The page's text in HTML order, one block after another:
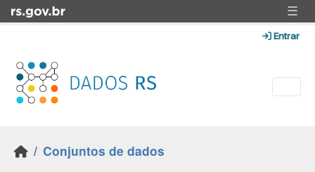
Skip to main content ☰
Entrar
Conjuntos de dados